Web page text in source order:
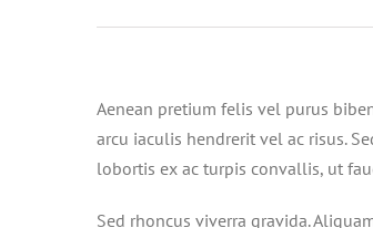
Aenean pretium felis vel purus
arcu iaculis hendrerit vel ac risus.
lobortis ex ac turpis convallis, ut
Sed rhoncus viverra gravida.